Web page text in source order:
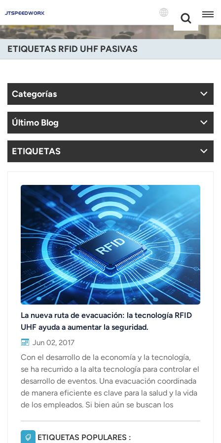
+86 -18681515767
English
Français
Deutsch
Português
Nederland
عربي
日语
한국어
Türk
Ελληνικά
Polski
แบบไทย
Indonesia
ETIQUETAS RFID UHF PASIVAS
Categorías
Último Blog
ETIQUETAS
La nueva ruta de evacuación: la tecnología RFID
UHF ayuda a aumentar la seguridad.
Jun 02, 2017
Con el desarrollo de la economía y la tecnología,
se ha recurrido a la alta tecnología para controlar el
desarrollo de eventos. Una evacuación coordinada
de manera eficiente es clave para la salud y la vida
de los empleados. Si bien aún se buscan los
solución común. Ofrece un nuevo enfoque para
evacuar a los trabajadores de zonas de riesgo. Hoy
ETIQUETAS POPULARES :